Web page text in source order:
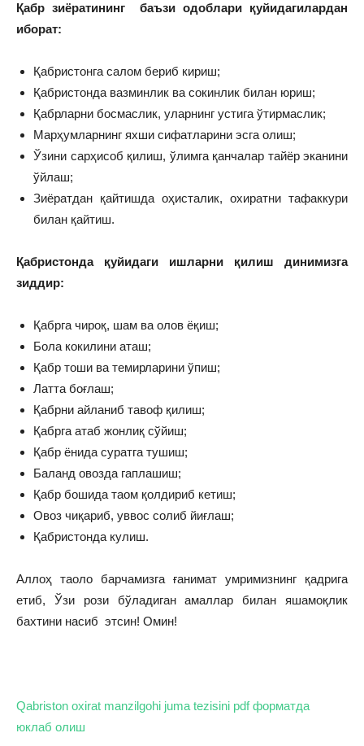
Қабр зиёратининг баъзи одоблари қуйидагилардан
иборат:
Қабристонга салом бериб кириш;
Қабристонда вазминлик ва сокинлик билан юриш;
Қабрларни босмаслик, уларнинг устига ўтирмаслик;
Марҳумларнинг яхши сифатларини эсга олиш;
Ўзини сарҳисоб қилиш, ўлимга қанчалар тайёр эканини
ўйлаш;
Зиёратдан қайтишда оҳисталик, охиратни тафаккури
билан қайтиш.
Қабристонда қуйидаги ишларни қилиш динимизга
зиддир:
Қабрга чироқ, шам ва олов ёқиш;
Бола кокилини аташ;
Қабр тоши ва темирларини ўпиш;
Латта боғлаш;
Қабрни айланиб тавоф қилиш;
Қабрга атаб жонлиқ сўйиш;
Қабр ёнида суратга тушиш;
Баланд овозда гаплашиш;
Қабр бошида таом қолдириб кетиш;
Овоз чиқариб, уввос солиб йиғлаш;
Қабристонда кулиш.
Аллоҳ таоло барчамизга ғанимат умримизнинг қадрига
етиб, Ўзи рози бўладиган амаллар билан яшамоқлик
бахтини насиб этсин! Омин!
Qabriston oxirat manzilgohi juma tezisini pdf форматда
юклаб олиш